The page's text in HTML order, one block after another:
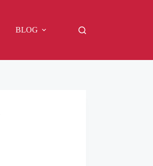
BLOG